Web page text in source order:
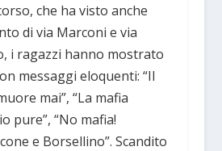
che ha visto anche
di via Marconi e via
i ragazzi hanno mostrato
messaggi eloquenti: “Il
mai”, “La mafia
pure”, “No mafia!
e Borsellino”. Scandito